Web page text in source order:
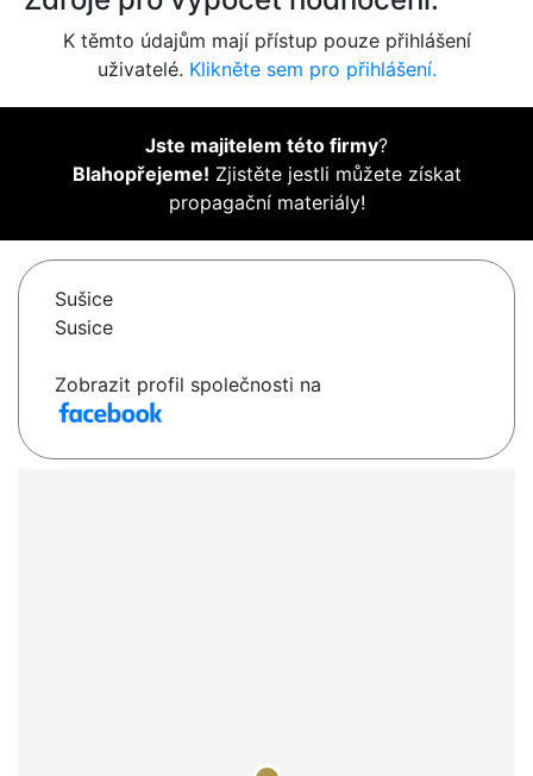
K těmto údajům mají přístup pouze přihlášení
uživatelé. Klikněte sem pro přihlášení.
Jste majitelem této firmy?
Blahopřejeme! Zjistěte jestli můžete získat
propagační materiály!
Sušice
Susice
Zobrazit profil společnosti na